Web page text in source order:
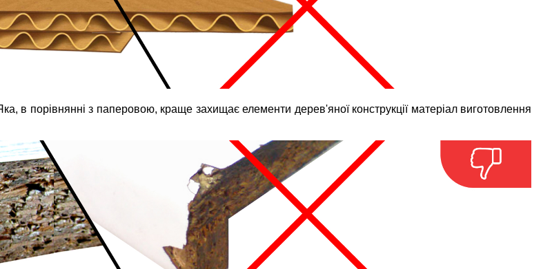
в порівнянні з паперовою, краще захищає елементи дерев'яної конструкції матеріал виготовлення